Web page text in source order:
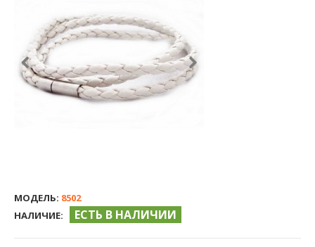
МОДЕЛЬ: 8502
НАЛИЧИЕ:
ЕСТЬ В НАЛИЧИИ